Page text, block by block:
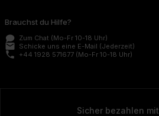
Brauchst du Hilfe?
Zum Chat (Mo-Fr 10-18 Uhr)
email Schicke uns eine E-Mail (Jederzeit)
phone +44 1928 571677 (Mo-Fr 10-18 Uhr)
Sicher bezahlen mit